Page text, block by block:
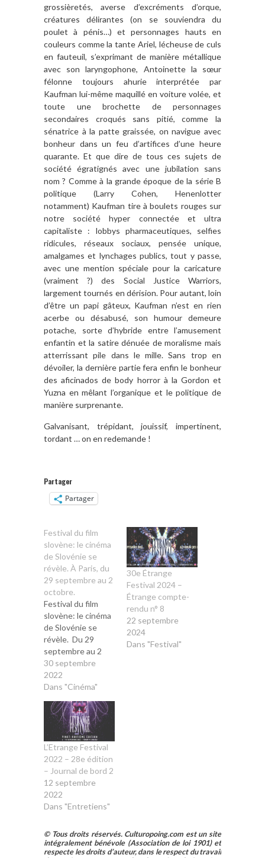
grossièretés, averse d’excréments d’orque,
créatures délirantes (on se souviendra du
poulet à pénis…) et personnages hauts en
couleurs comme la tante Ariel, lécheuse de culs
en fauteuil, s’exprimant de manière métallique
avec son laryngophone, Antoinette la sœur
félonne toujours ahurie interprétée par
Kaufman lui-même maquillé en voiture volée, et
toute une brochette de personnages
secondaires croqués sans pitié, comme la
sénatrice à la patte graissée, on navigue avec
bonheur dans un feu d’artifices d’une heure
quarante. Et que dire de tous ces sujets de
société égratignés avec une jubilation sans
nom ? Comme à la grande époque de la série B
politique (Larry Cohen, Henenlotter
notamment) Kaufman tire à boulets rouges sur
notre société hyper connectée et ultra
capitaliste : lobbys pharmaceutiques, selfies
ridicules, réseaux sociaux, pensée unique,
amalgames et lynchages publics, tout y passe,
avec une mention spéciale pour la caricature
(vraiment ?) des Social Justice Warriors,
largement tournés en dérision. Pour autant, loin
d’être un papi gâteux, Kaufman n’est en rien
acerbe ou désabusé, son humour demeure
potache, sorte d’hybride entre l’amusement
enfantin et la satire dénuée de moralisme mais
atterrissant pile dans le mille. Sans trop en
dévoiler, la dernière partie fera enfin le bonheur
des aficinados de body horror à la Gordon et
Yuzna en mêlant l’organique et le politique de
manière surprenante.
Galvanisant, trépidant, jouissif, impertinent,
tordant … on en redemande !
Partager
Partager
Festival du film
slovène: le cinéma
de Slovénie se
révèle. À Paris, du
29 septembre au 2
octobre.
Festival du film
slovène: le cinéma
de Slovénie se
révèle. Du 29
septembre au 2
octobre se tiendra
le premier festival
du film slovène au
Parnassiens, à
Paris. L’acteur
Stanislas Merhar,
dont le père est
slovène, sera le
parrain de cette
première édition.
C’est peu dire…
30 septembre
2022
Dans "Cinéma"
30e Étrange
Festival 2024 –
Étrange compte-
rendu n° 8
22 septembre
2024
Dans "Festival"
L’Etrange Festival
2022 – 28e édition
– Journal de bord 2
12 septembre
2022
Dans "Entretiens"
© Tous droits réservés. Culturopoing.com est un site
intégralement bénévole (Association de loi 1901) et
respecte les droits d’auteur, dans le respect du travail